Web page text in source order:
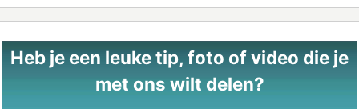
Heb je een leuke tip, foto of video die je
met ons wilt delen?